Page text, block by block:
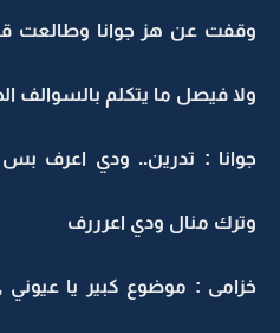
وقفت عن هز جوانا وطالعت
ولا فيصل ما يتكلم بالسوالف
جوانا : تدرين.. ودي اعرف
وترك منال ودي اعرررف
خزامى : موضوع كبير يا عيوني